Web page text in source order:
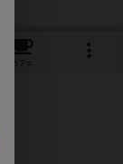
カフェ